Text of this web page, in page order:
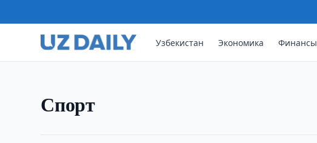
Узбекистан Экономика Финансы
Спорт
СПОРТ
Rapid & Blitz, уступив победителю 1,5 очка.